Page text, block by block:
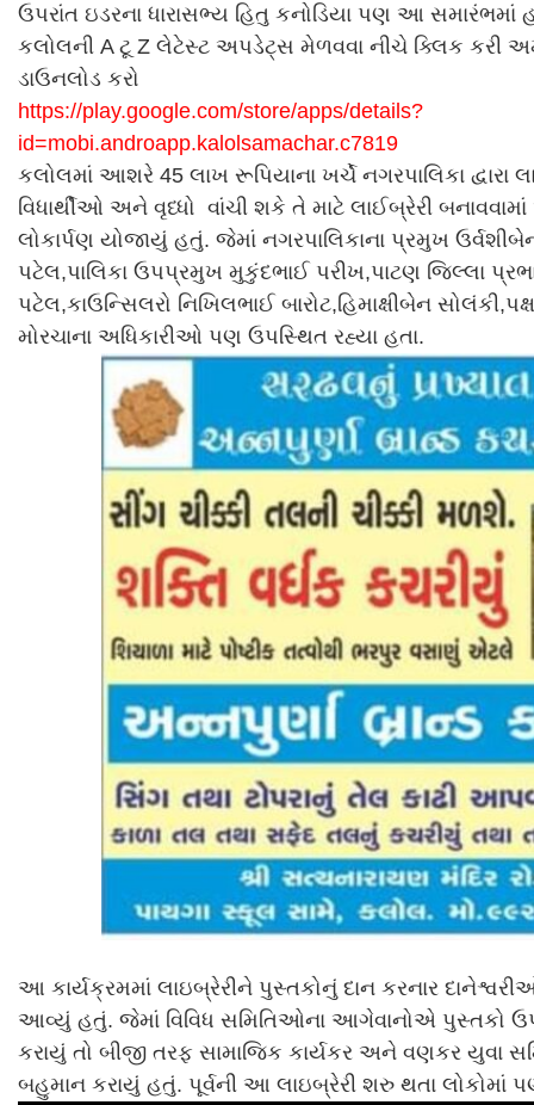
ઉપરાંત ઇડરના ધારાસભ્ય હિતુ કનોડિયા પણ આ સમારંભમાં
કલોલની A ટૂ Z લેટેસ્ટ અપડેટ્સ મેળવવા નીચે ક્લિક કરી
ડાઉનલોડ કરો
https://play.google.com/store/apps/details?
id=mobi.androapp.kalolsamachar.c7819
કલોલમાં આશરે 45 લાખ રૂપિયાના ખર્ચે નગરપાલિકા દ્વારા
વિધાર્થીઓ અને વૃધ્ધો વાંચી શકે તે માટે લાઈબ્રેરી
લોકાર્પણ યોજાયું હતું. જેમાં નગરપાલિકાના પ્રમુખ
પટેલ,પાલિકા ઉપપ્રમુખ મુકુંદભાઈ પરીખ,પાટણ જિલ્લા
પટેલ,કાઉન્સિલરો નિખિલભાઈ બારોટ,હિમાક્ષીબેન
મોરચાના અધિકારીઓ પણ ઉપસ્થિત રહ્યા હતા.
આ કાર્યક્રમમાં લાઇબ્રેરીને પુસ્તકોનું દાન કરનાર
આવ્યું હતું. જેમાં વિવિધ સમિતિઓના આગેવાનોએ પુસ્તકો
કરાયું તો બીજી તરફ સામાજિક કાર્યકર અને વણકર યુવા
બહુમાન કરાયું હતું. પૂર્વની આ લાઇબ્રેરી શરુ થતા લોકોમાં